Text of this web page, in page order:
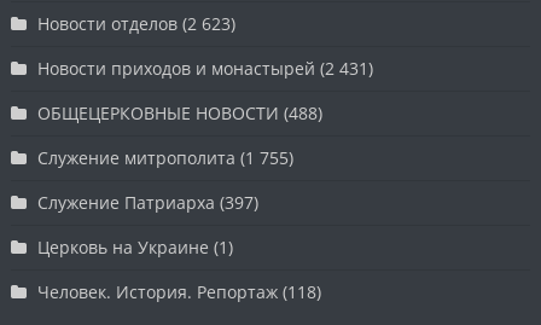
Новости отделов (2 623)
Новости приходов и монастырей (2 431)
ОБЩЕЦЕРКОВНЫЕ НОВОСТИ (488)
Служение митрополита (1 755)
Служение Патриарха (397)
Церковь на Украине (1)
Человек. История. Репортаж (118)